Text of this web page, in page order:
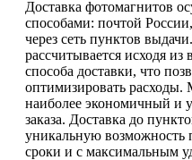
Доставка фотомагнитов
способами: почтой
через сеть пунктов
рассчитывается исходя из
способа доставки, что
оптимизировать расходы.
наиболее экономичный и
заказа. Доставка до
уникальную возможность
сроки и с максимальным